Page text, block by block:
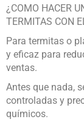
¿COMO HACER
TERMITAS CON
Para termitas o
y eficaz para
ventas.
Antes que nada,
controladas y
químicos.